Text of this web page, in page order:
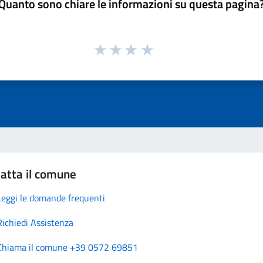
sono chiare le informazioni su questa
il comune
le domande frequenti
Assistenza
il comune +39 0572 69851